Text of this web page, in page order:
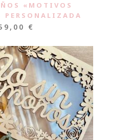
«MOTIVOS
PERSONALIZADA
€